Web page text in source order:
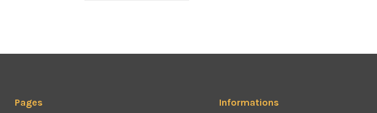
Pages Informations